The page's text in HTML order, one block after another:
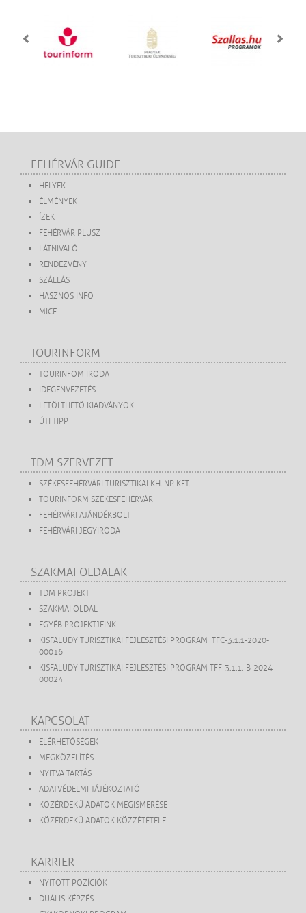
FEHÉRVÁR GUIDE
HELYEK
ÉLMÉNYEK
ÍZEK
FEHÉRVÁR PLUSZ
LÁTNIVALÓ
RENDEZVÉNY
SZÁLLÁS
HASZNOS INFO
MICE
TOURINFORM
TOURINFOM IRODA
IDEGENVEZETÉS
LETÖLTHETŐ KIADVÁNYOK
ÚTI TIPP
TDM SZERVEZET
SZÉKESFEHÉRVÁRI TURISZTIKAI KH. NP. KFT.
TOURINFORM SZÉKESFEHÉRVÁR
FEHÉRVÁRI AJÁNDÉKBOLT
FEHÉRVÁRI JEGYIRODA
SZAKMAI OLDALAK
TDM PROJEKT
SZAKMAI OLDAL
EGYÉB PROJEKTJEINK
KISFALUDY TURISZTIKAI FEJLESZTÉSI PROGRAM TFC-3.1.1-2020-
00016
KISFALUDY TURISZTIKAI FEJLESZTÉSI PROGRAM TFF-3.1.1.-B-2024-
00024
KAPCSOLAT
ELÉRHETŐSÉGEK
MEGKÖZELÍTÉS
NYITVA TARTÁS
ADATVÉDELMI TÁJÉKOZTATÓ
KÖZÉRDEKŰ ADATOK MEGISMERÉSE
KÖZÉRDEKŰ ADATOK KÖZZÉTÉTELE
KARRIER
NYITOTT POZÍCIÓK
DUÁLIS KÉPZÉS